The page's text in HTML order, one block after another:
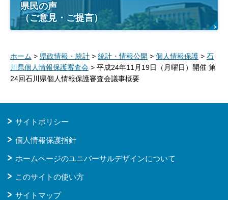
県民の声
（ご意見・ご提言）
ホーム > 県政情報・統計 > 統計・情報公開 > 個人情報保護 > 石
川県個人情報保護審査会 > 平成24年11月19日（月曜日）開催 第
24回石川県個人情報保護審査会議事概要
サイトポリシー
個人情報保護指針
ホームページのユニバーサルデザインについて
このサイトの使い方
サイトマップ